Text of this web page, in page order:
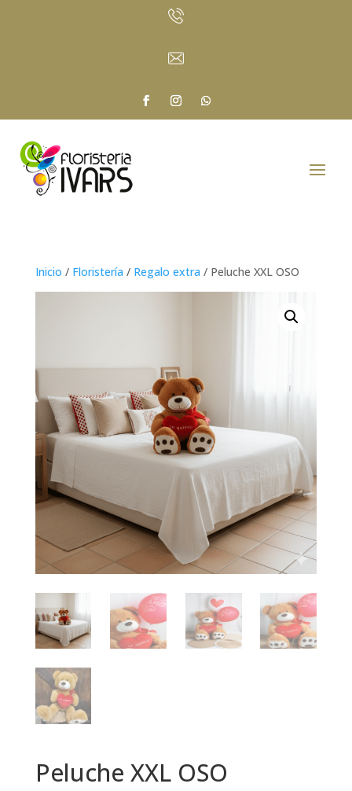
Inicio / Floristería / Regalo extra / Peluche XXL OSO
Peluche XXL OSO